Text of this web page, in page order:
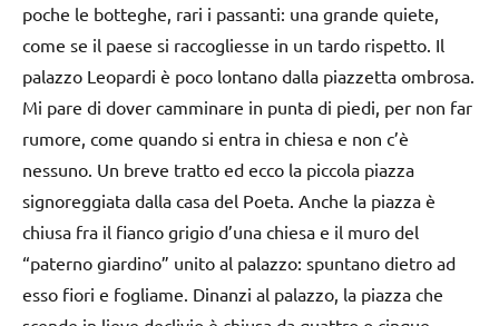
poche le botteghe, rari i passanti: una grande quiete,
come se il paese si raccogliesse in un tardo rispetto. Il
palazzo Leopardi è poco lontano dalla piazzetta ombrosa.
Mi pare di dover camminare in punta di piedi, per non far
rumore, come quando si entra in chiesa e non c’è
nessuno. Un breve tratto ed ecco la piccola piazza
signoreggiata dalla casa del Poeta. Anche la piazza è
chiusa fra il fianco grigio d’una chiesa e il muro del
“paterno giardino” unito al palazzo: spuntano dietro ad
esso fiori e fogliame. Dinanzi al palazzo, la piazza che